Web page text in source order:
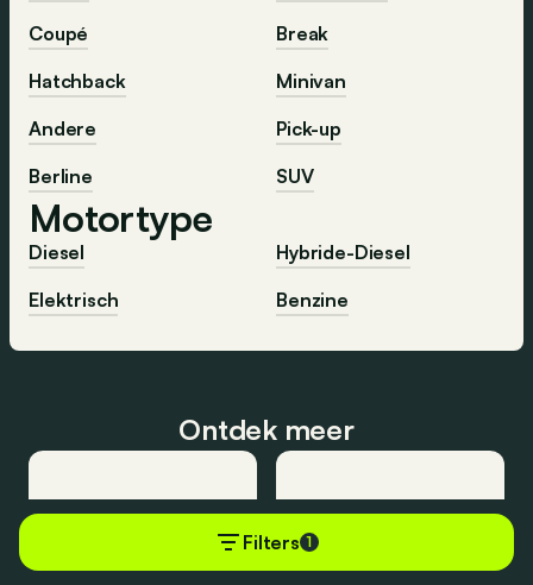
Filters 1
Coupé
Break
Hatchback
Minivan
Andere
Pick-up
Berline
SUV
Motortype
Diesel
Hybride-Diesel
Elektrisch
Benzine
Ontdek meer
Beste auto’s